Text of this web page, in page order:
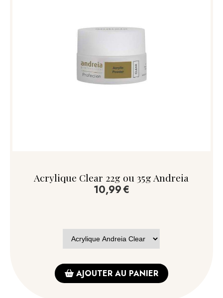
Acrylique Clear 22g ou 35g Andreia
10,99€
AJOUTER AU PANIER